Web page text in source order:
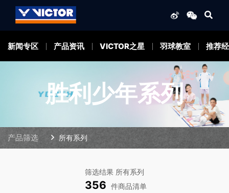
新闻专区 产品资讯 VICTOR之星 羽球教室 推荐
胜利少年系列
产品筛选 所有系列
筛选结果 所有系列
356 件商品清单